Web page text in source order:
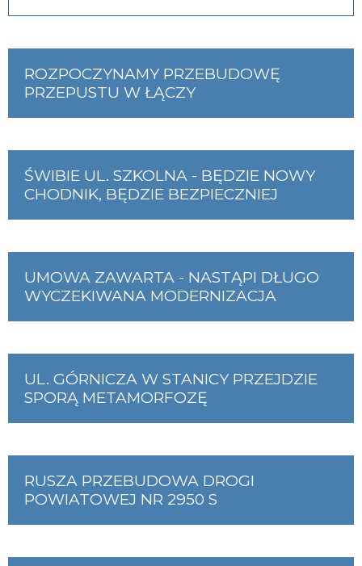
ROZPOCZYNAMY PRZEBUDOWĘ
PRZEPUSTU W ŁĄCZY
ŚWIBIE UL. SZKOLNA - BĘDZIE NOWY
CHODNIK, BĘDZIE BEZPIECZNIEJ
UMOWA ZAWARTA - NASTĄPI DŁUGO
WYCZEKIWANA MODERNIZACJA
UL. GÓRNICZA W STANICY PRZEJDZIE
SPORĄ METAMORFOZĘ
RUSZA PRZEBUDOWA DROGI
POWIATOWEJ NR 2950 S